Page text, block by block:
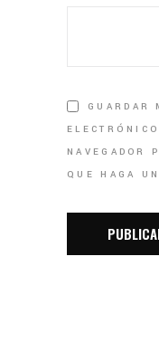
GUARDAR
NAVEGADOR
QUE HAGA